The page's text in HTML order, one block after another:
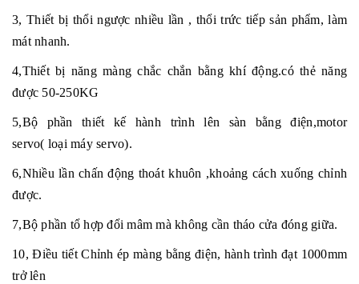
3, Thiết bị thổi ngược nhiều lần , thổi trức tiếp sản phẩm, làm
mát nhanh.
4,Thiết bị năng màng chắc chắn bằngkhí động.có thẻ năng
được 50-250KG
5,Bộ phần thiết kế hành trình lên sàn bằng điện,motor
servo( loại máy servo).
6,Nhiều lần chấn động thoát khuôn ,khoảng cách xuống chỉnh
được.
7,Bộ phần tổ hợp đổi mâm mà không cần tháo cửa đóng giữa.
10, Điều tiết Chỉnh ép màng bằng điện, hành trình đạt 1000mm
trở lên